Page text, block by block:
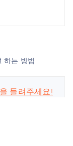
하는 방법
들려주세요!